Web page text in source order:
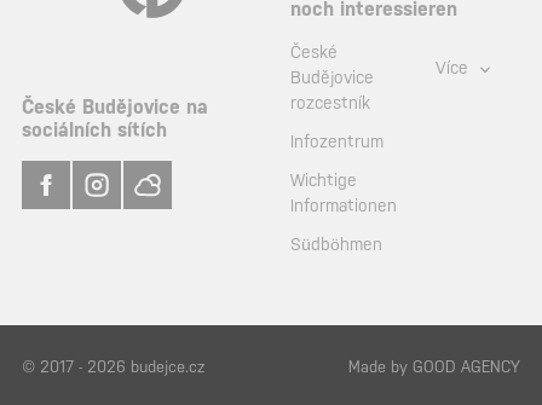
České Budějovice na
sociálních sítích
noch interessieren
České
Budějovice
rozcestník
Infozentrum
Wichtige
Informationen
Südböhmen
Více
© 2017 - 2026 budejce.cz Made by GOOD AGENCY